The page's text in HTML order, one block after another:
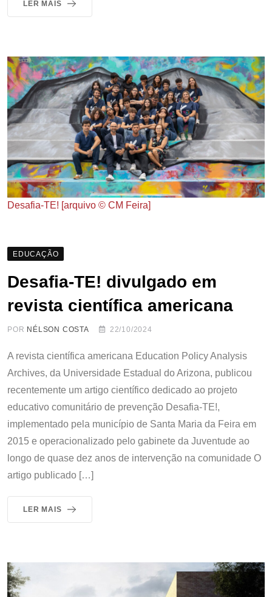
LER MAIS
Desafia-TE! [arquivo © CM Feira]
EDUCAÇÃO
Desafia-TE! divulgado em
revista científica americana
POR NÉLSON COSTA 22/10/2024
A revista científica americana Education Policy Analysis
Archives, da Universidade Estadual do Arizona, publicou
recentemente um artigo científico dedicado ao projeto
educativo comunitário de prevenção Desafia-TE!,
implementado pela município de Santa Maria da Feira em
2015 e operacionalizado pelo gabinete da Juventude ao
longo de quase dez anos de intervenção na comunidade O
artigo publicado […]
LER MAIS